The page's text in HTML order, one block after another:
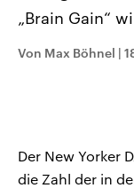
„Brain Gain“
Von Max Böhnel |
Der New Yorker
die Zahl der in